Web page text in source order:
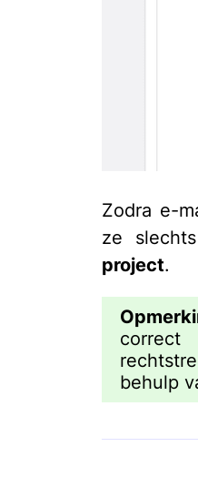
Zodra e-
ze slechts
project.
correct
behulp